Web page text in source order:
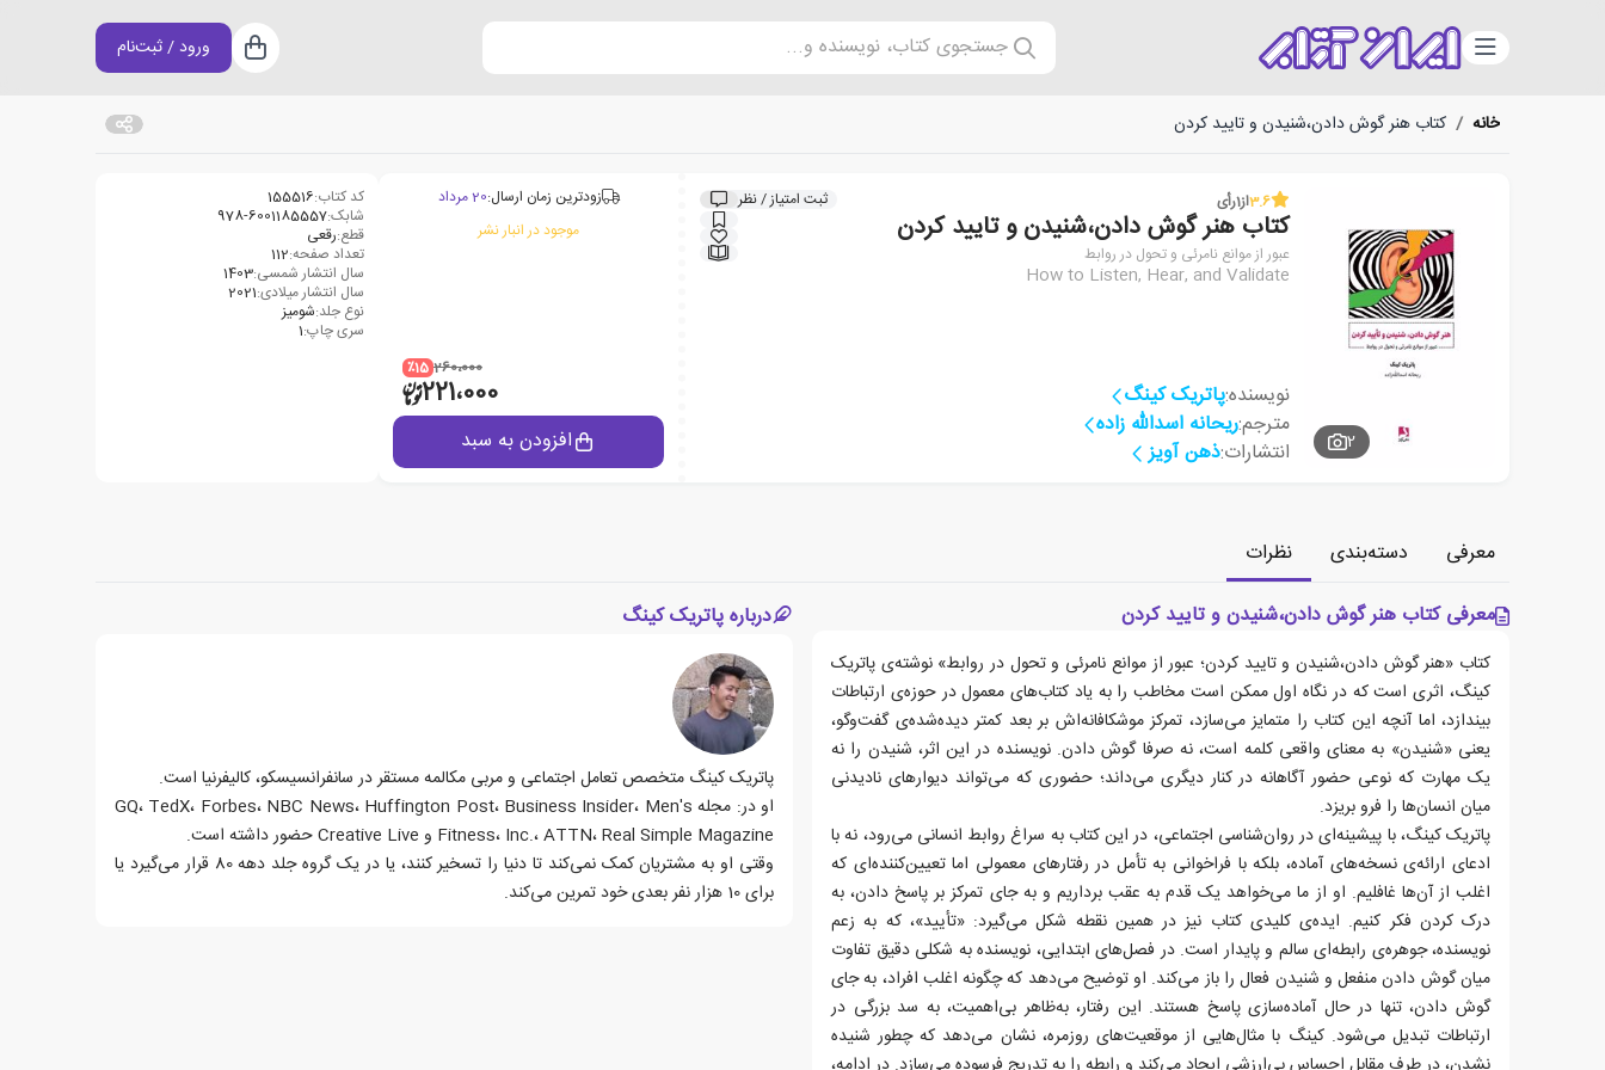
دسته‌بندی جستجوی کتاب، نویسنده و... سبد خرید
ورود / ثبت‌نام
خانه / کتاب هنر گوش دادن،شنیدن و تایید کردن
2
3.6از1رأی ثبت امتیاز / نظر
کتاب هنر گوش دادن،شنیدن و تایید کردن
عبور از موانع نامرئی و تحول در روابط
How to Listen, Hear, and Validate
نویسنده:پاتریک کینگ
مترجم:ریحانه اسدالله زاده
انتشارات:ذهن آویز
زودترین زمان ارسال:20 مرداد
موجود در انبار نشر
260،000 ٪15
221،000
افزودن به سبد
کد کتاب:155516
شابک:
‏‫‭978-6001185557‬‎‬
قطع:رقعی
تعداد صفحه:112
سال انتشار شمسی:1403
سال انتشار میلادی:2021
نوع جلد:شومیز
سری چاپ:1
معرفی دسته‌بندی
نظرات
معرفی کتاب هنر گوش دادن،شنیدن و تایید کردن
کتاب «هنر گوش دادن،شنیدن و تایید کردن؛ عبور از موانع نامرئی و تحول در روابط» نوشته‌ی پاتریک
کینگ، اثری است که در نگاه اول ممکن است مخاطب را به یاد کتاب‌های معمول در حوزه‌ی ارتباطات
بیندازد، اما آنچه این کتاب را متمایز می‌سازد، تمرکز موشکافانه‌اش بر بعد کمتر دیده‌شده‌ی گفت‌وگو،
یعنی «شنیدن» به معنای واقعی کلمه است، نه صرفا گوش دادن. نویسنده در این اثر، شنیدن را نه
یک مهارت که نوعی حضور آگاهانه در کنار دیگری می‌داند؛ حضوری که می‌تواند دیوارهای نادیدنی
میان انسان‌ها را فرو بریزد.
پاتریک کینگ، با پیشینه‌ای در روان‌شناسی اجتماعی، در این کتاب به سراغ روابط انسانی می‌رود، نه با
ادعای ارائه‌ی نسخه‌های آماده، بلکه با فراخوانی به تأمل در رفتارهای معمولی اما تعیین‌کننده‌ای که
اغلب از آن‌ها غافلیم. او از ما می‌خواهد یک قدم به عقب برداریم و به جای تمرکز بر پاسخ دادن، به
درک کردن فکر کنیم. ایده‌ی کلیدی کتاب نیز در همین نقطه شکل می‌گیرد: «تأیید»، که به زعم
نویسنده، جوهره‌ی رابطه‌ای سالم و پایدار است. در فصل‌های ابتدایی، نویسنده به شکلی دقیق تفاوت
میان گوش دادن منفعل و شنیدن فعال را باز می‌کند. او توضیح می‌دهد که چگونه اغلب افراد، به جای
گوش دادن، تنها در حال آماده‌سازی پاسخ هستند. این رفتار، به‌ظاهر بی‌اهمیت، به سد بزرگی در
ارتباطات تبدیل می‌شود. کینگ با مثال‌هایی از موقعیت‌های روزمره، نشان می‌دهد که چطور شنیده
درباره پاتریک کینگ
پاتریک کینگ متخصص تعامل اجتماعی و مربی مکالمه مستقر در سانفرانسیسکو، کالیفرنیا است.
او در: مجله GQ، TedX، Forbes، NBC News، Huffington Post، Business Insider، Men's
Fitness، Inc.، ATTN، Real Simple Magazine و Creative Live حضور داشته است.
وقتی او به مشتریان کمک نمی‌کند تا دنیا را تسخیر کنند، یا در یک گروه جلد دهه 80 قرار می‌گیرد یا
برای 10 هزار نفر بعدی خود تمرین می‌کند.